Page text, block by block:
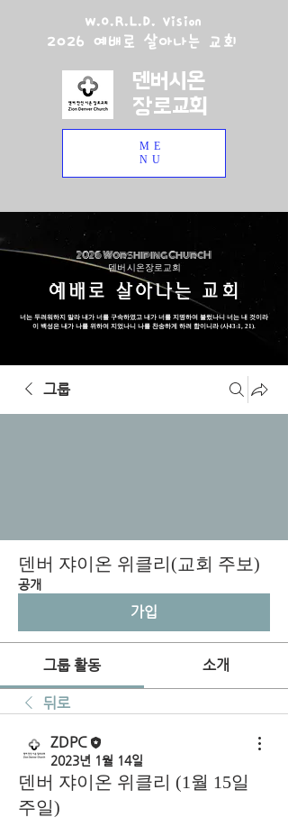
W.O.R.L.D. Vision
2026 예배로 살아나는 교회
덴버시온
장로교회
ME
NU
2026 Worshiping ChurcH
덴버 시온장로교회
예배로 살아나는 교회
너는 두려워하지 말라 내가 너를 구속하였고 내가 너를 지명하여 불렀나니 너는 내 것이라
이 백성은 내가 나를 위하여 지었나니 나를 찬송하게 하려 함이니라 (사43:1, 21).
그룹
덴버 쟈이온 위클리(교회 주보)
공개
가입
그룹 활동 소개
뒤로
ZDPC
2023년 1월 14일
덴버 쟈이온 위클리 (1월 15일
주일)